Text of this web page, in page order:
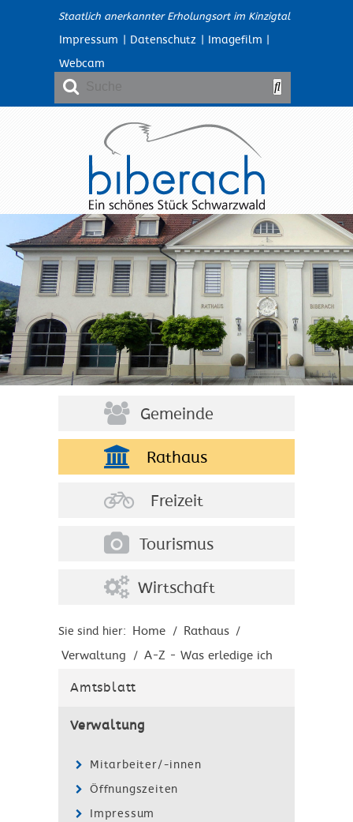
Staatlich anerkannter Erholungsort im Kinzigtal
Impressum | Datenschutz | Imagefilm |
Webcam
Gemeinde
Rathaus
Freizeit
Tourismus
Wirtschaft
Sie sind hier: Home / Rathaus /
Verwaltung / A-Z - Was erledige ich
Amtsblatt
Verwaltung
Mitarbeiter/-innen
Öffnungszeiten
Impressum